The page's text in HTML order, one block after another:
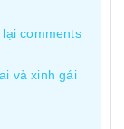
comments
và xinh gái